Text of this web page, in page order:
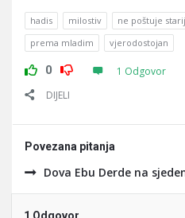
hadis milostiv ne poštuje
prema mladim
vjerodostojan
0 1 Odgovor
DIJELI
Povezana pitanja
Dova Ebu Derde na